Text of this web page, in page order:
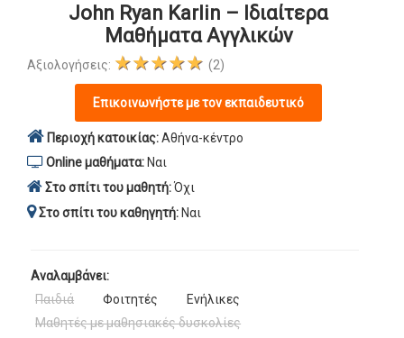
John Ryan Karlin – Ιδιαίτερα
Μαθήματα Αγγλικών
Αξιολογήσεις: ★★★★★ (2)
Επικοινωνήστε με τον εκπαιδευτικό
Περιοχή κατοικίας:Αθήνα-κέντρο
Online μαθήματα:Ναι
Στο σπίτι του μαθητή:Όχι
Στο σπίτι του καθηγητή:Ναι
Αναλαμβάνει:
Παιδιά
Φοιτητές
Ενήλικες
Μαθητές με μαθησιακές δυσκολίες